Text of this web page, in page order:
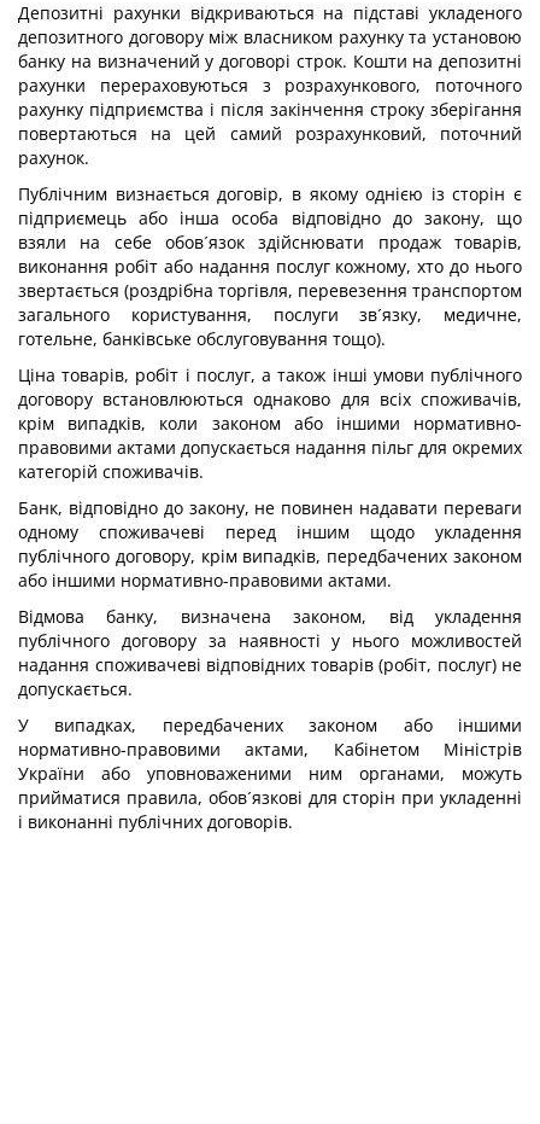
Депозитні рахунки відкриваються на підставі укладеного
депозитного договору між власником рахунку та установою
банку на визначений у договорі строк. Кошти на депозитні
рахунки перераховуються з розрахункового, поточного
рахунку підприємства і після закінчення строку зберігання
повертаються на цей самий розрахунковий, поточний
рахунок.
Публічним визнається договір, в якому однією із сторін є
підприємець або інша особа відповідно до закону, що
взяли на себе обов´язок здійснювати продаж товарів,
виконання робіт або надання послуг кожному, хто до нього
звертається (роздрібна торгівля, перевезення транспортом
загального користування, послуги зв´язку, медичне,
готельне, банківське обслуговування тощо).
Ціна товарів, робіт і послуг, а також інші умови публічного
договору встановлюються однаково для всіх споживачів,
крім випадків, коли законом або іншими нормативно-
правовими актами допускається надання пільг для окремих
категорій споживачів.
Банк, відповідно до закону, не повинен надавати переваги
одному споживачеві перед іншим щодо укладення
публічного договору, крім випадків, передбачених законом
або іншими нормативно-правовими актами.
Відмова банку, визначена законом, від укладення
публічного договору за наявності у нього можливостей
надання споживачеві відповідних товарів (робіт, послуг) не
допускається.
У випадках, передбачених законом або іншими
нормативно-правовими актами, Кабінетом Міністрів
України або уповноваженими ним органами, можуть
прийматися правила, обов´язкові для сторін при укладенні
і виконанні публічних договорів.